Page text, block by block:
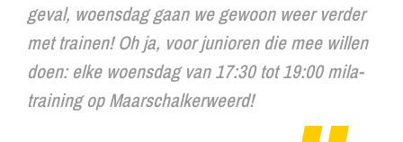
geval, woensdag gaan we gewoon weer verder
met trainen! Oh ja, voor junioren die mee willen
doen: elke woensdag van 17:30 tot 19:00 mila-
training op Maarschalkerweerd!